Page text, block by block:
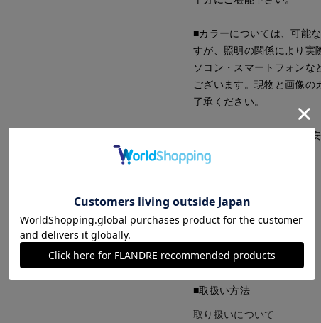
■カラーについては、可能
すが、照明の関係により実
ソコン・スマートフォンな
ございます。現物と画像の
了承ください。
■サイズ表記はあくまで目
■品番
52201314
■原産国
マダガスカル製
■クオリティ
植物繊維(ラフィア) 綿
■取扱い方法
取り扱いについて